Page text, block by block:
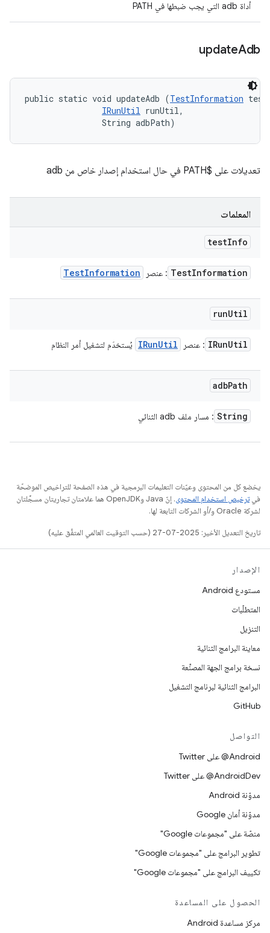
أداة adb التي يجب ضبطها في PATH
updateAdb
public static void updateAdb (TestInformation
IRunUtil runUtil,
                String adbPath)
تعديلات على $PATH في حال استخدام إصدار خاص من adb
المعلمات
testInfo
TestInformation : عنصر TestInformation
runUtil
IRunUtil : عنصر IRunUtil يُستخدَم لتشغيل أمر النظام
adbPath
String : مسار ملف adb الثنائي
يخضع كل من المحتوى وعيّنات التعليمات البرمجية في هذه الصفحة للتراخيص الموضحّة
فيترخيص استخدام المحتوى
. إنّ Java وOpenJDK هما علامتان تجاريتان مسجَّلتان
لشركة Oracle و/أو الشركات التابعة لها.
تاريخ التعديل الأخير: 2025-07-27 (حسب التوقيت العالمي المتفَّق عليه)
الإصدار
مستودع Android
المتطلّبات
التنزيل
معاينة البرامج الثنائية
نسخة برامج الجهة المصنِّعة
البرامج الثنائية لبرنامج التشغيل
GitHub
التواصل
‎@Android على Twitter
‎@AndroidDev على Twitter
مدوّنة Android
مدوّنة أمان Google
منصّة على "مجموعات Google"
تطوير البرامج على "مجموعات Google"
تكييف البرامج على "مجموعات Google"
الحصول على المساعدة
مركز مساعدة Android